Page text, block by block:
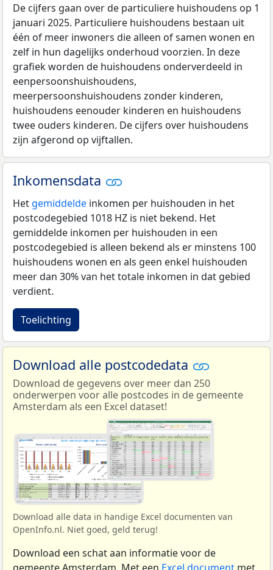
De cijfers gaan over de particuliere huishoudens op 1
januari 2025. Particuliere huishoudens bestaan uit
één of meer inwoners die alleen of samen wonen en
zelf in hun dagelijks onderhoud voorzien. In deze
grafiek worden de huishoudens onderverdeeld in
eenpersoonshuishoudens,
meerpersoonshuishoudens zonder kinderen,
huishoudens eenouder kinderen en huishoudens
twee ouders kinderen. De cijfers over huishoudens
zijn afgerond op vijftallen.
Inkomensdata
Het gemiddelde inkomen per huishouden in het
postcodegebied 1018 HZ is niet bekend. Het
gemiddelde inkomen per huishouden in een
postcodegebied is alleen bekend als er minstens 100
huishoudens wonen en als geen enkel huishouden
meer dan 30% van het totale inkomen in dat gebied
verdient.
Toelichting
Download alle postcodedata
Download de gegevens over meer dan 250
onderwerpen voor alle postcodes in de gemeente
Amsterdam als een Excel dataset!
Download alle data in handige Excel documenten van
OpenInfo.nl. Niet goed, geld terug!
Download een schat aan informatie voor de